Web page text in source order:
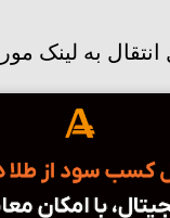
انتقال به لینک